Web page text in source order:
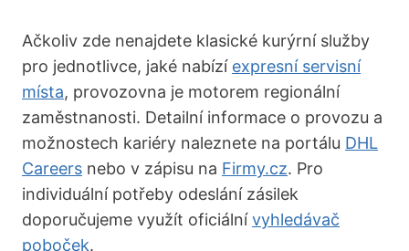
Ačkoliv zde nenajdete klasické kurýrní služby
pro jednotlivce, jaké nabízí expresní servisní
místa, provozovna je motorem regionální
zaměstnanosti. Detailní informace o provozu a
možnostech kariéry naleznete na portálu DHL
Careers nebo v zápisu na Firmy.cz. Pro
individuální potřeby odeslání zásilek
doporučujeme využít oficiálnívyhledávač
poboček.